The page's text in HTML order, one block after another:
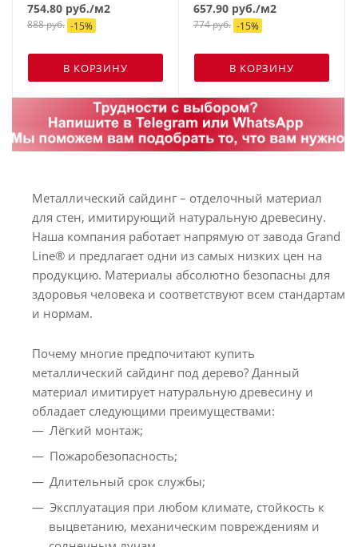
754.80 руб./м2
888руб. -15%
В КОРЗИНУ
657.90 руб./м2
774руб. -15%
В КОРЗИНУ
Металлический сайдинг – отделочный материал
для стен, имитирующий натуральную древесину.
Наша компания работает напрямую от завода Grand
Line® и предлагает одни из самых низких цен на
продукцию. Материалы абсолютно безопасны для
здоровья человека и соответствуют всем стандартам
и нормам.
Почему многие предпочитают купить
металлический сайдинг под дерево? Данный
материал имитирует натуральную древесину и
обладает следующими преимуществами:
Лёгкий монтаж;
Пожаробезопасность;
Длительный срок службы;
Эксплуатация при любом климате, стойкость к
выцветанию, механическим повреждениям и